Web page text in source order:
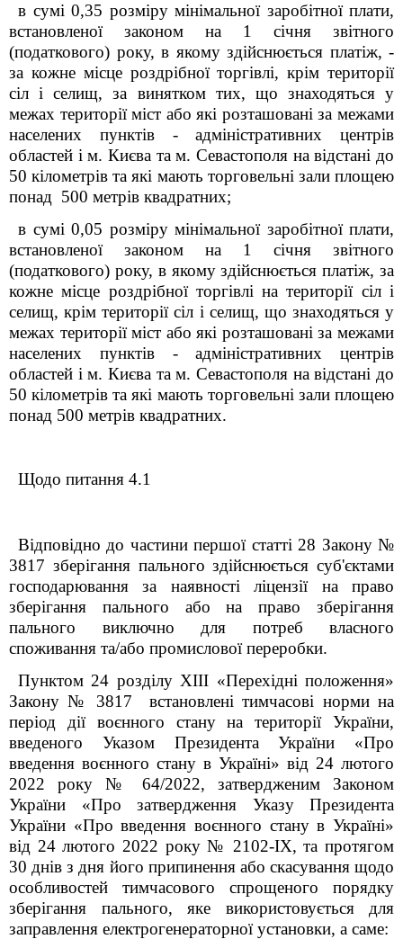
в сумі 0,35 розміру мінімальної заробітної плати,
встановленої законом на 1 січня звітного
(податкового) року, в якому здійснюється платіж, -
за кожне місце роздрібної торгівлі, крім території
сіл і селищ, за винятком тих, що знаходяться у
межах території міст або які розташовані за межами
населених пунктів - адміністративних центрів
областей і м. Києва та м. Севастополя на відстані до
50 кілометрів та які мають торговельні зали площею
понад 500 метрів квадратних;
в сумі 0,05 розміру мінімальної заробітної плати,
встановленої законом на 1 січня звітного
(податкового) року, в якому здійснюється платіж, за
кожне місце роздрібної торгівлі на території сіл і
селищ, крім території сіл і селищ, що знаходяться у
межах території міст або які розташовані за межами
населених пунктів - адміністративних центрів
областей і м. Києва та м. Севастополя на відстані до
50 кілометрів та які мають торговельні зали площею
понад 500 метрів квадратних.
Щодо питання 4.1
Відповідно до частини першої статті 28 Закону №
3817 зберігання пального здійснюється суб'єктами
господарювання за наявності ліцензії на право
зберігання пального або на право зберігання
пального виключно для потреб власного
споживання та/або промислової переробки.
Пунктом 24 розділу XIII «Перехідні положення»
Закону № 3817 встановлені тимчасові норми на
період дії воєнного стану на території України,
введеного Указом Президента України «Про
введення воєнного стану в Україні» від 24 лютого
2022 року № 64/2022, затвердженим Законом
України «Про затвердження Указу Президента
України «Про введення воєнного стану в Україні»
від 24 лютого 2022 року № 2102-IX, та протягом
30 днів з дня його припинення або скасування щодо
особливостей тимчасового спрощеного порядку
зберігання пального, яке використовується для
заправлення електрогенераторної установки, а саме: